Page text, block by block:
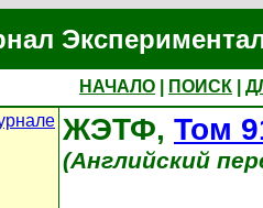
НАЧАЛО ПОИСК
ЖЭТФ, Том
(Английский